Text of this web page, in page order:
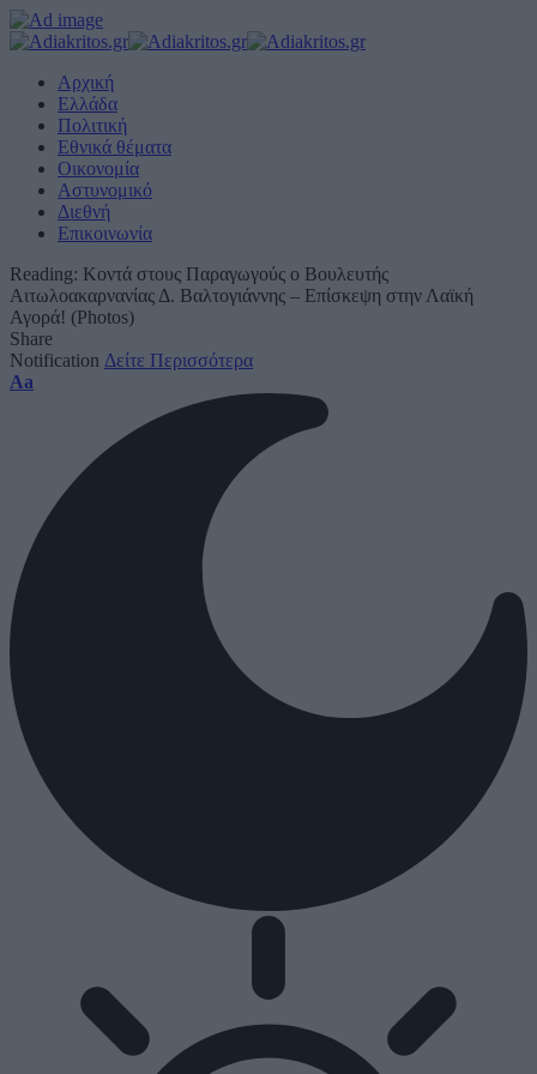
Αρχική
Ελλάδα
Πολιτική
Εθνικά θέματα
Οικονομία
Αστυνομικό
Διεθνή
Επικοινωνία
Reading: Κοντά στους Παραγωγούς ο Βουλευτής
Αιτωλοακαρνανίας Δ. Βαλτογιάννης – Επίσκεψη στην Λαϊκή
Αγορά! (Photos)
Share
Notification Δείτε Περισσότερα
Font
Aa